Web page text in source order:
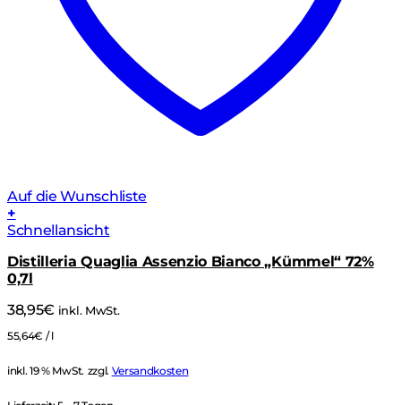
Auf die Wunschliste
+
Schnellansicht
Distilleria Quaglia Assenzio Bianco „Kümmel“ 72%
0,7l
38,95€ inkl. MwSt.
55,64€ /l
inkl. 19 % MwSt. zzgl. Versandkosten